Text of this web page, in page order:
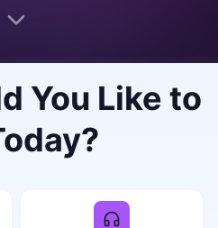
You Like to